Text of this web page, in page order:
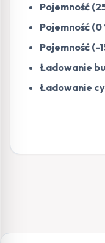
Pojemność
Pojemność (0
Pojemność (-
Ładowanie
Ładowanie